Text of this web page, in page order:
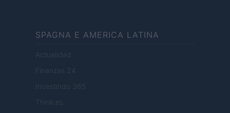
SPAGNA E AMERICA LATINA
Actualidad
Finanzas 24
Investindo 365
Think.es